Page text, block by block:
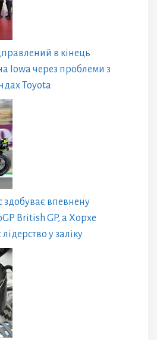
в кінець
Iowa через проблеми з
Toyota
здобуває впевнену
British GP, а Хорхе
у заліку